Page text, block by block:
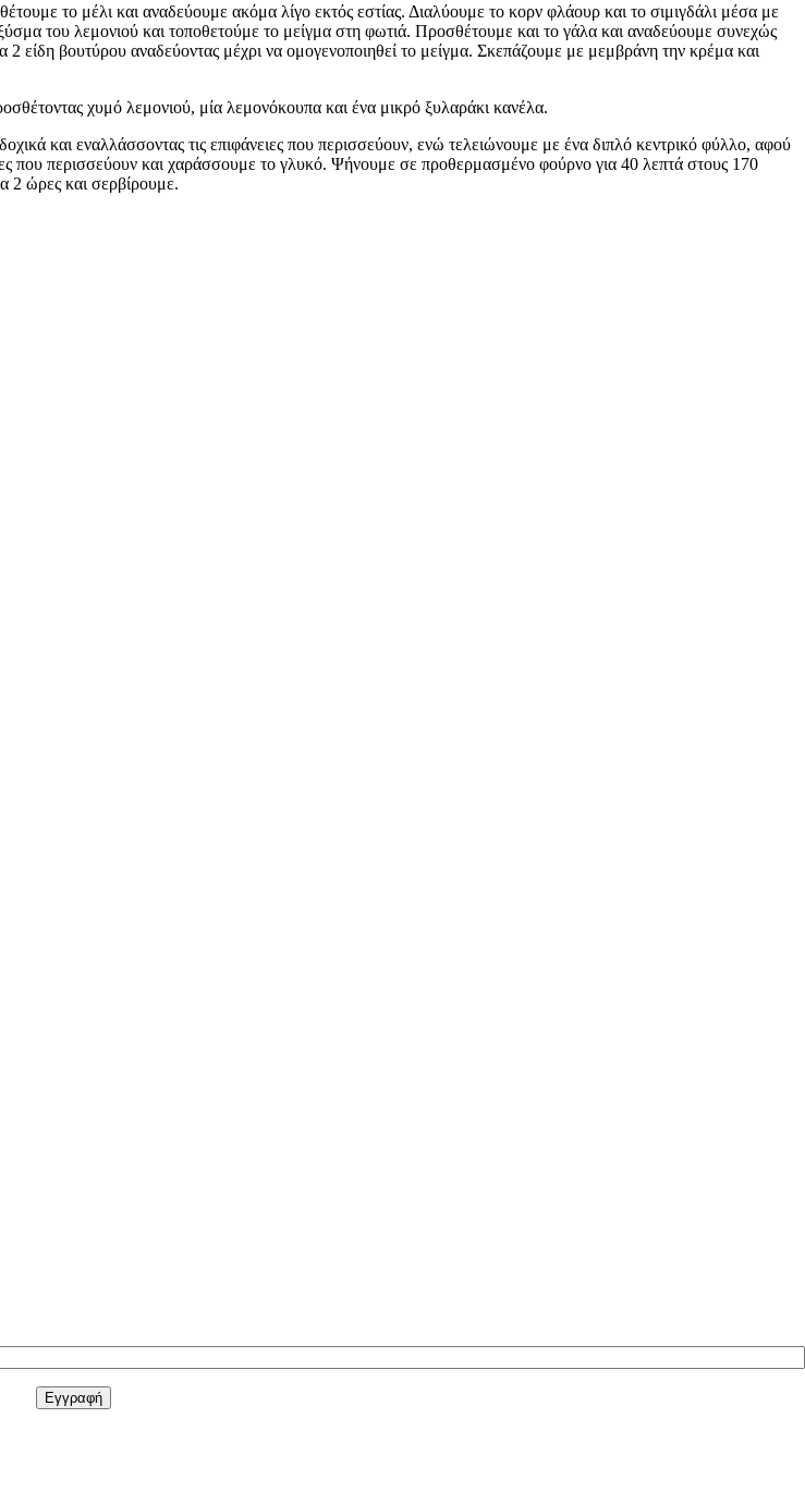
το μέλι και αναδεύουμε ακόμα λίγο εκτός εστίας. Διαλύουμε το κορν φλάουρ και το σιμιγδάλι μέσα με
του λεμονιού και τοποθετούμε το μείγμα στη φωτιά. Προσθέτουμε και το γάλα και αναδεύουμε συνεχώς
είδη βουτύρου αναδεύοντας μέχρι να ομογενοποιηθεί το μείγμα. Σκεπάζουμε με μεμβράνη την κρέμα και
χυμό λεμονιού, μία λεμονόκουπα και ένα μικρό ξυλαράκι κανέλα.
και εναλλάσσοντας τις επιφάνειες που περισσεύουν, ενώ τελειώνουμε με ένα διπλό κεντρικό φύλλο, αφού
που περισσεύουν και χαράσσουμε το γλυκό. Ψήνουμε σε προθερμασμένο φούρνο για 40 λεπτά στους 170
2 ώρες και σερβίρουμε.